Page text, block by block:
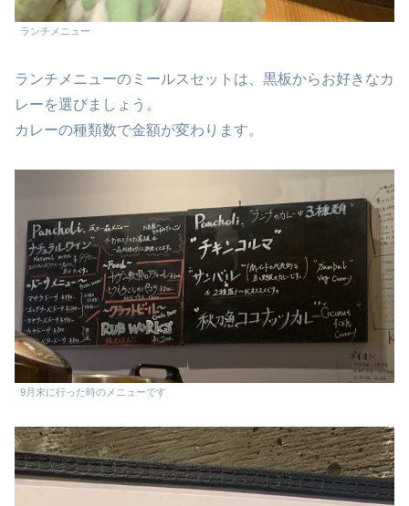
ランチメニュー
ランチメニューのミールスセットは、黒板からお好きなカ
レーを選びましょう。
カレーの種類数で金額が変わります。
9月末に行った時のメニューです